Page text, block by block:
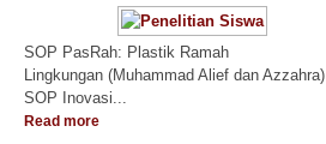
SOP PasRah: Plastik Ramah
Lingkungan (Muhammad Alief dan Azzahra)
SOP Inovasi...
Read more